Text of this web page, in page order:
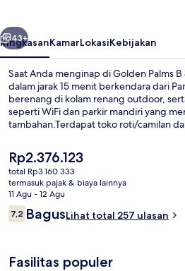
Berikutnya
43+
RingkasanKamarLokasiKebijakan
Saat Anda menginap di Golden Palms
dalam jarak 15 menit berkendara dari
berenang di kolam renang outdoor,
seperti WiFi dan parkir mandiri yang
tambahan.Terdapat toko roti/camilan
menyukai staf.
Harga
saat
ini
Rp2.376.123
Rp2.376.123
total Rp3.160.333
termasuk pajak & biaya lainnya
11 Agu - 12 Agu
Ulasan
7,27,2 dari 10
BagusLihat total 257 ulasan
Fasilitas populer